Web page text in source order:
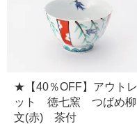
★【40％OFF】アウトレ
ット 徳七窯 つばめ柳
文(赤) 茶付